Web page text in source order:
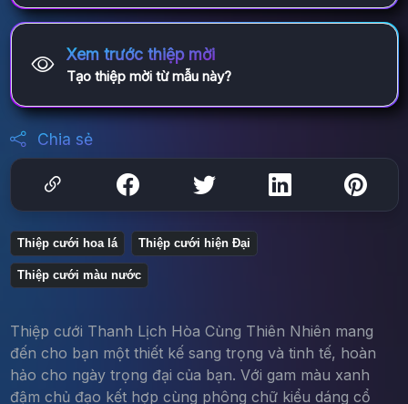
Xem trước thiệp mời
Tạo thiệp mời từ mẫu này?
Chia sẻ
Thiệp cưới hoa lá Thiệp cưới hiện Đại
Thiệp cưới màu nước
Thiệp cưới Thanh Lịch Hòa Cùng Thiên Nhiên mang
đến cho bạn một thiết kế sang trọng và tinh tế, hoàn
hảo cho ngày trọng đại của bạn. Với gam màu xanh
đậm chủ đạo kết hợp cùng phông chữ kiểu dáng cổ